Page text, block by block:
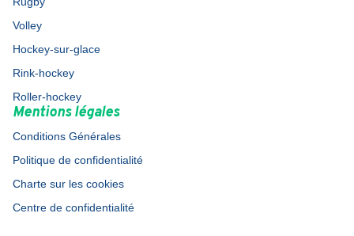
Volley
Hockey-sur-glace
Rink-hockey
Roller-hockey
Mentions légales
Conditions Générales
Politique de confidentialité
Charte sur les cookies
Centre de confidentialité